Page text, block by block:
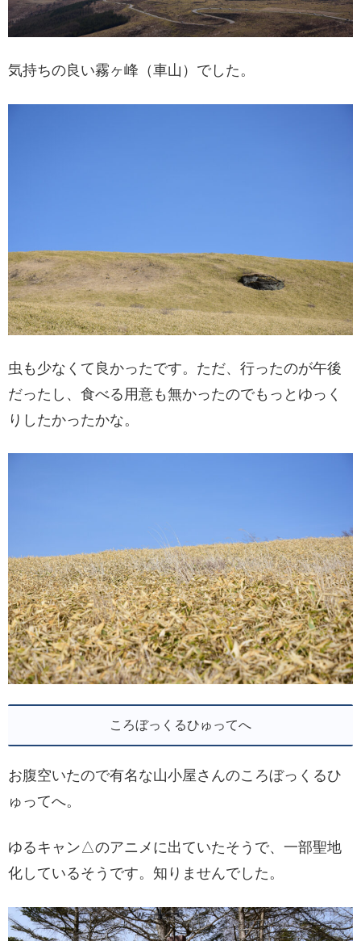
気持ちの良い霧ヶ峰（車山）でした。
虫も少なくて良かったです。ただ、行ったのが午後
だったし、食べる用意も無かったのでもっとゆっく
りしたかったかな。
ころぼっくるひゅってへ
お腹空いたので有名な山小屋さんのころぼっくるひ
ゅってへ。
ゆるキャン△のアニメに出ていたそうで、一部聖地
化しているそうです。知りませんでした。